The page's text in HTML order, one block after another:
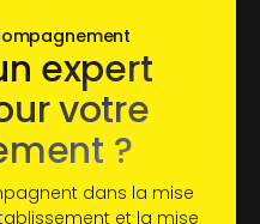
expert
votre
?
dans la mise
et la mise